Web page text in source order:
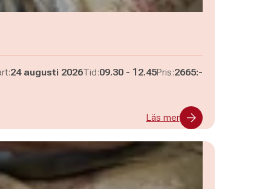
24 augusti 2026Tid:Pågår mellan
09.30 - och
12.45Pris:2665:-
Läs mer